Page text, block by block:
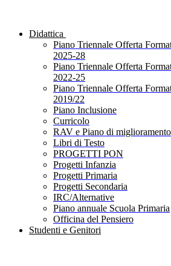
Didattica
Piano Triennale Offerta
2025-28
Piano Triennale Offerta
2022-25
Piano Triennale Offerta
2019/22
Piano Inclusione
Curricolo
RAV e Piano di miglioramento
Libri di Testo
PROGETTI PON
Progetti Infanzia
Progetti Primaria
Progetti Secondaria
IRC/Alternative
Piano annuale Scuola Primaria
Officina del Pensiero
Studenti e Genitori